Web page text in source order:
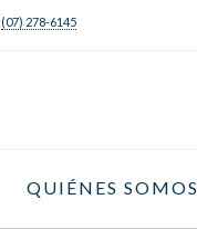
(07) 278-6145
QUIÉNES SOMOS